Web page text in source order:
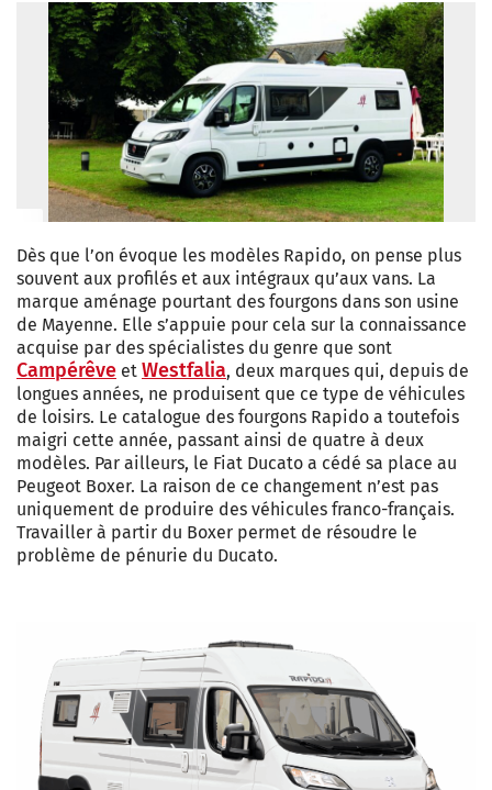
Dès que l’on évoque les modèles Rapido, on pense plus
souvent aux profilés et aux intégraux qu’aux vans. La
marque aménage pourtant des fourgons dans son usine
de Mayenne. Elle s’appuie pour cela sur la connaissance
acquise par des spécialistes du genre que sont
Campérêve et Westfalia, deux marques qui, depuis de
longues années, ne produisent que ce type de véhicules
de loisirs. Le catalogue des fourgons Rapido a toutefois
maigri cette année, passant ainsi de quatre à deux
modèles. Par ailleurs, le Fiat Ducato a cédé sa place au
Peugeot Boxer. La raison de ce changement n’est pas
uniquement de produire des véhicules franco-français.
Travailler à partir du Boxer permet de résoudre le
problème de pénurie du Ducato.